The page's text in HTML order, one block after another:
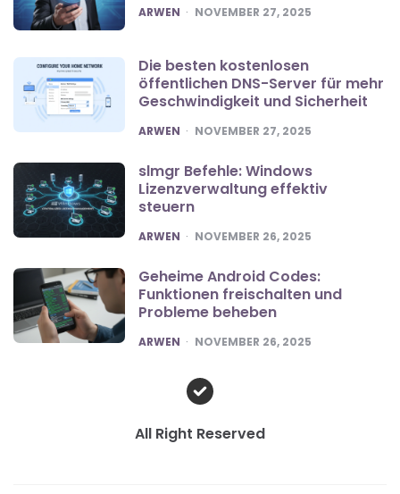
POSTED
ARWEN NOVEMBER 27, 2025
Die besten kostenlosen
öffentlichen DNS-Server für mehr
Geschwindigkeit und Sicherheit
POSTED
ARWEN NOVEMBER 27, 2025
slmgr Befehle: Windows
Lizenzverwaltung effektiv
steuern
POSTED
ARWEN NOVEMBER 26, 2025
Geheime Android Codes:
Funktionen freischalten und
Probleme beheben
POSTED
ARWEN NOVEMBER 26, 2025
All Right Reserved